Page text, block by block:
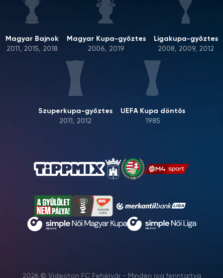
Magyar Bajnok
2011, 2015, 2018
Magyar Kupa-győztes
2006, 2019
Ligakupa-győztes
2008, 2009, 2012
Szuperkupa-győztes
2011, 2012
UEFA Kupa döntős
1985
2026 © Videoton FC Fehérvár - Minden jog fenntartva